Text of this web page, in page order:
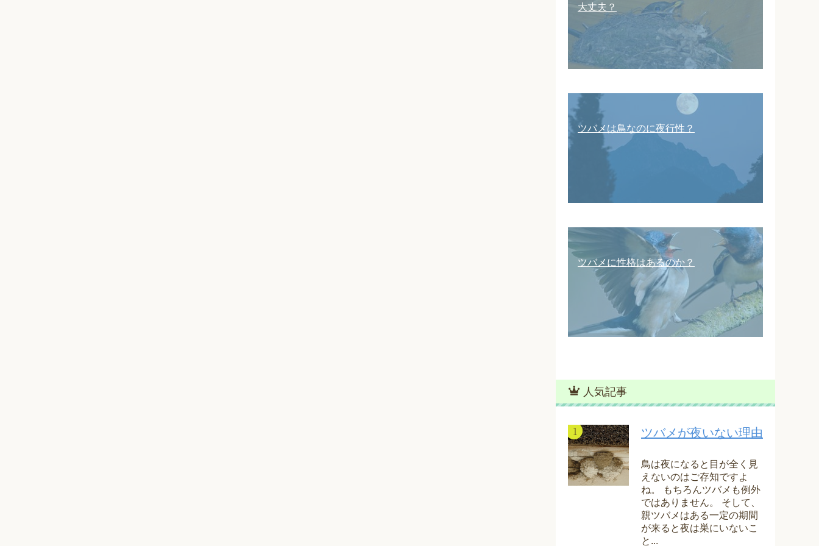
大丈夫？
ツバメは鳥なのに夜行性？
ツバメに性格はあるのか？
人気記事
ツバメが夜いない理由
鳥は夜になると目が全く見
えないのはご存知ですよ
ね。 もちろんツバメも例外
ではありません。 そして、
親ツバメはある一定の期間
が来ると夜は巣にいないこ
と...